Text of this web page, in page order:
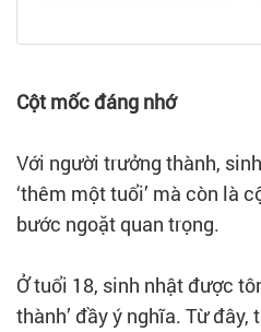
Cột mốc đáng nhớ
Với người trưởng thành,
‘thêm một tuổi’ mà còn là
bước ngoặt quan trọng.
Ở tuổi 18, sinh nhật được
thành’ đầy ý nghĩa. Từ